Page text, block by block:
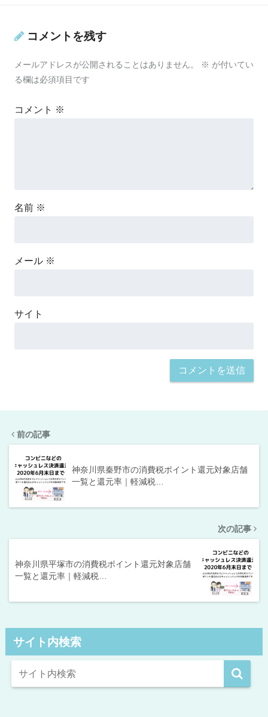
コメントを残す
メールアドレスが公開されることはありません。 ※ が付いてい
る欄は必須項目です
コメント ※
名前 ※
メール ※
サイト
前の記事
神奈川県秦野市の消費税ポイント還元対象店舗
一覧と還元率｜軽減税…
次の記事
神奈川県平塚市の消費税ポイント還元対象店舗
一覧と還元率｜軽減税…
サイト内検索